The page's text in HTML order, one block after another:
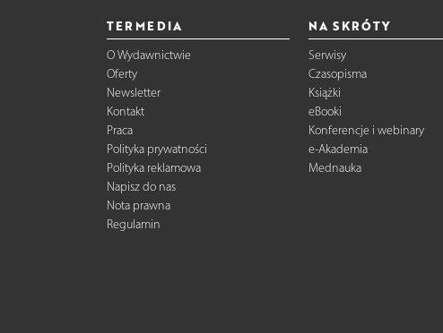
TERMEDIA
O Wydawnictwie
Oferty
Newsletter
Kontakt
Praca
Polityka prywatności
Polityka reklamowa
Napisz do nas
Nota prawna
Regulamin
NA SKRÓTY
Serwisy
Czasopisma
Książki
eBooki
Konferencje i webinary
e-Akademia
Mednauka